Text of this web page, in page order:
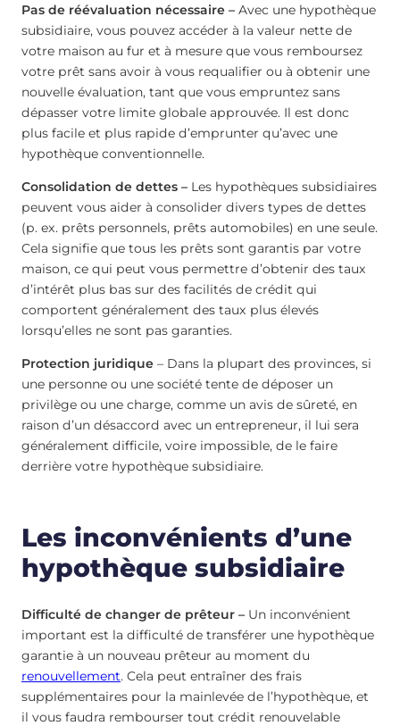
Pas de réévaluation nécessaire – Avec une hypothèque
subsidiaire, vous pouvez accéder à la valeur nette de
votre maison au fur et à mesure que vous remboursez
votre prêt sans avoir à vous requalifier ou à obtenir une
nouvelle évaluation, tant que vous empruntez sans
dépasser votre limite globale approuvée. Il est donc
plus facile et plus rapide d’emprunter qu’avec une
hypothèque conventionnelle.
Consolidation de dettes – Les hypothèques subsidiaires
peuvent vous aider à consolider divers types de dettes
(p. ex. prêts personnels, prêts automobiles) en une seule.
Cela signifie que tous les prêts sont garantis par votre
maison, ce qui peut vous permettre d’obtenir des taux
d’intérêt plus bas sur des facilités de crédit qui
comportent généralement des taux plus élevés
lorsqu’elles ne sont pas garanties.
Protection juridique – Dans la plupart des provinces, si
une personne ou une société tente de déposer un
privilège ou une charge, comme un avis de sûreté, en
raison d’un désaccord avec un entrepreneur, il lui sera
généralement difficile, voire impossible, de le faire
derrière votre hypothèque subsidiaire.
Les inconvénients d’une
hypothèque subsidiaire
Difficulté de changer de prêteur – Un inconvénient
important est la difficulté de transférer une hypothèque
garantie à un nouveau prêteur au moment du
renouvellement. Cela peut entraîner des frais
supplémentaires pour la mainlevée de l’hypothèque, et
il vous faudra rembourser tout crédit renouvelable